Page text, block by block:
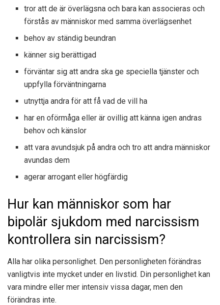
tror att de är överlägsna och bara kan associeras och
förstås av människor med samma överlägsenhet
behov av ständig beundran
känner sig berättigad
förväntar sig att andra ska ge speciella tjänster och
uppfylla förväntningarna
utnyttja andra för att få vad de vill ha
har en oförmåga eller är ovillig att känna igen andras
behov och känslor
att vara avundsjuk på andra och tro att andra människor
avundas dem
agerar arrogant eller högfärdig
Hur kan människor som har
bipolär sjukdom med narcissism
kontrollera sin narcissism?
Alla har olika personlighet. Den personligheten förändras
vanligtvis inte mycket under en livstid. Din personlighet kan
vara mindre eller mer intensiv vissa dagar, men den
förändras inte.